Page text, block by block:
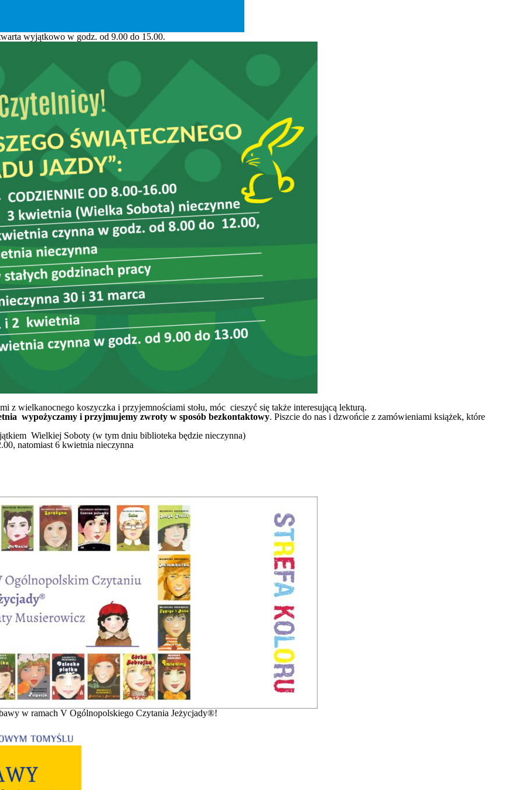
wyjątkowo w godz. od 9.00 do 15.00.
z wielkanocnego koszyczka i przyjemnościami stołu, móc cieszyć się także interesującą lekturą.
wypożyczamy i przyjmujemy zwroty w sposób bezkontaktowy. Piszcie do nas i dzwońcie z zamówieniami książek, które
Wielkiej Soboty (w tym dniu biblioteka będzie nieczynna)
natomiast 6 kwietnia nieczynna
w ramach V Ogólnopolskiego Czytania Jeżycjady®!